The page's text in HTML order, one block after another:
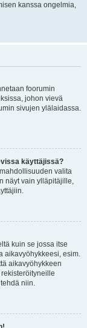
kanssa ongelmia,
foorumin
johon vievä
sivujen ylälaidassa.
käyttäjissä?
valita
näyt vain ylläpitäjille,
kuin se jossa itse
aikavyöhykkeesi, esim.
aikavyöhykkeen
niin.